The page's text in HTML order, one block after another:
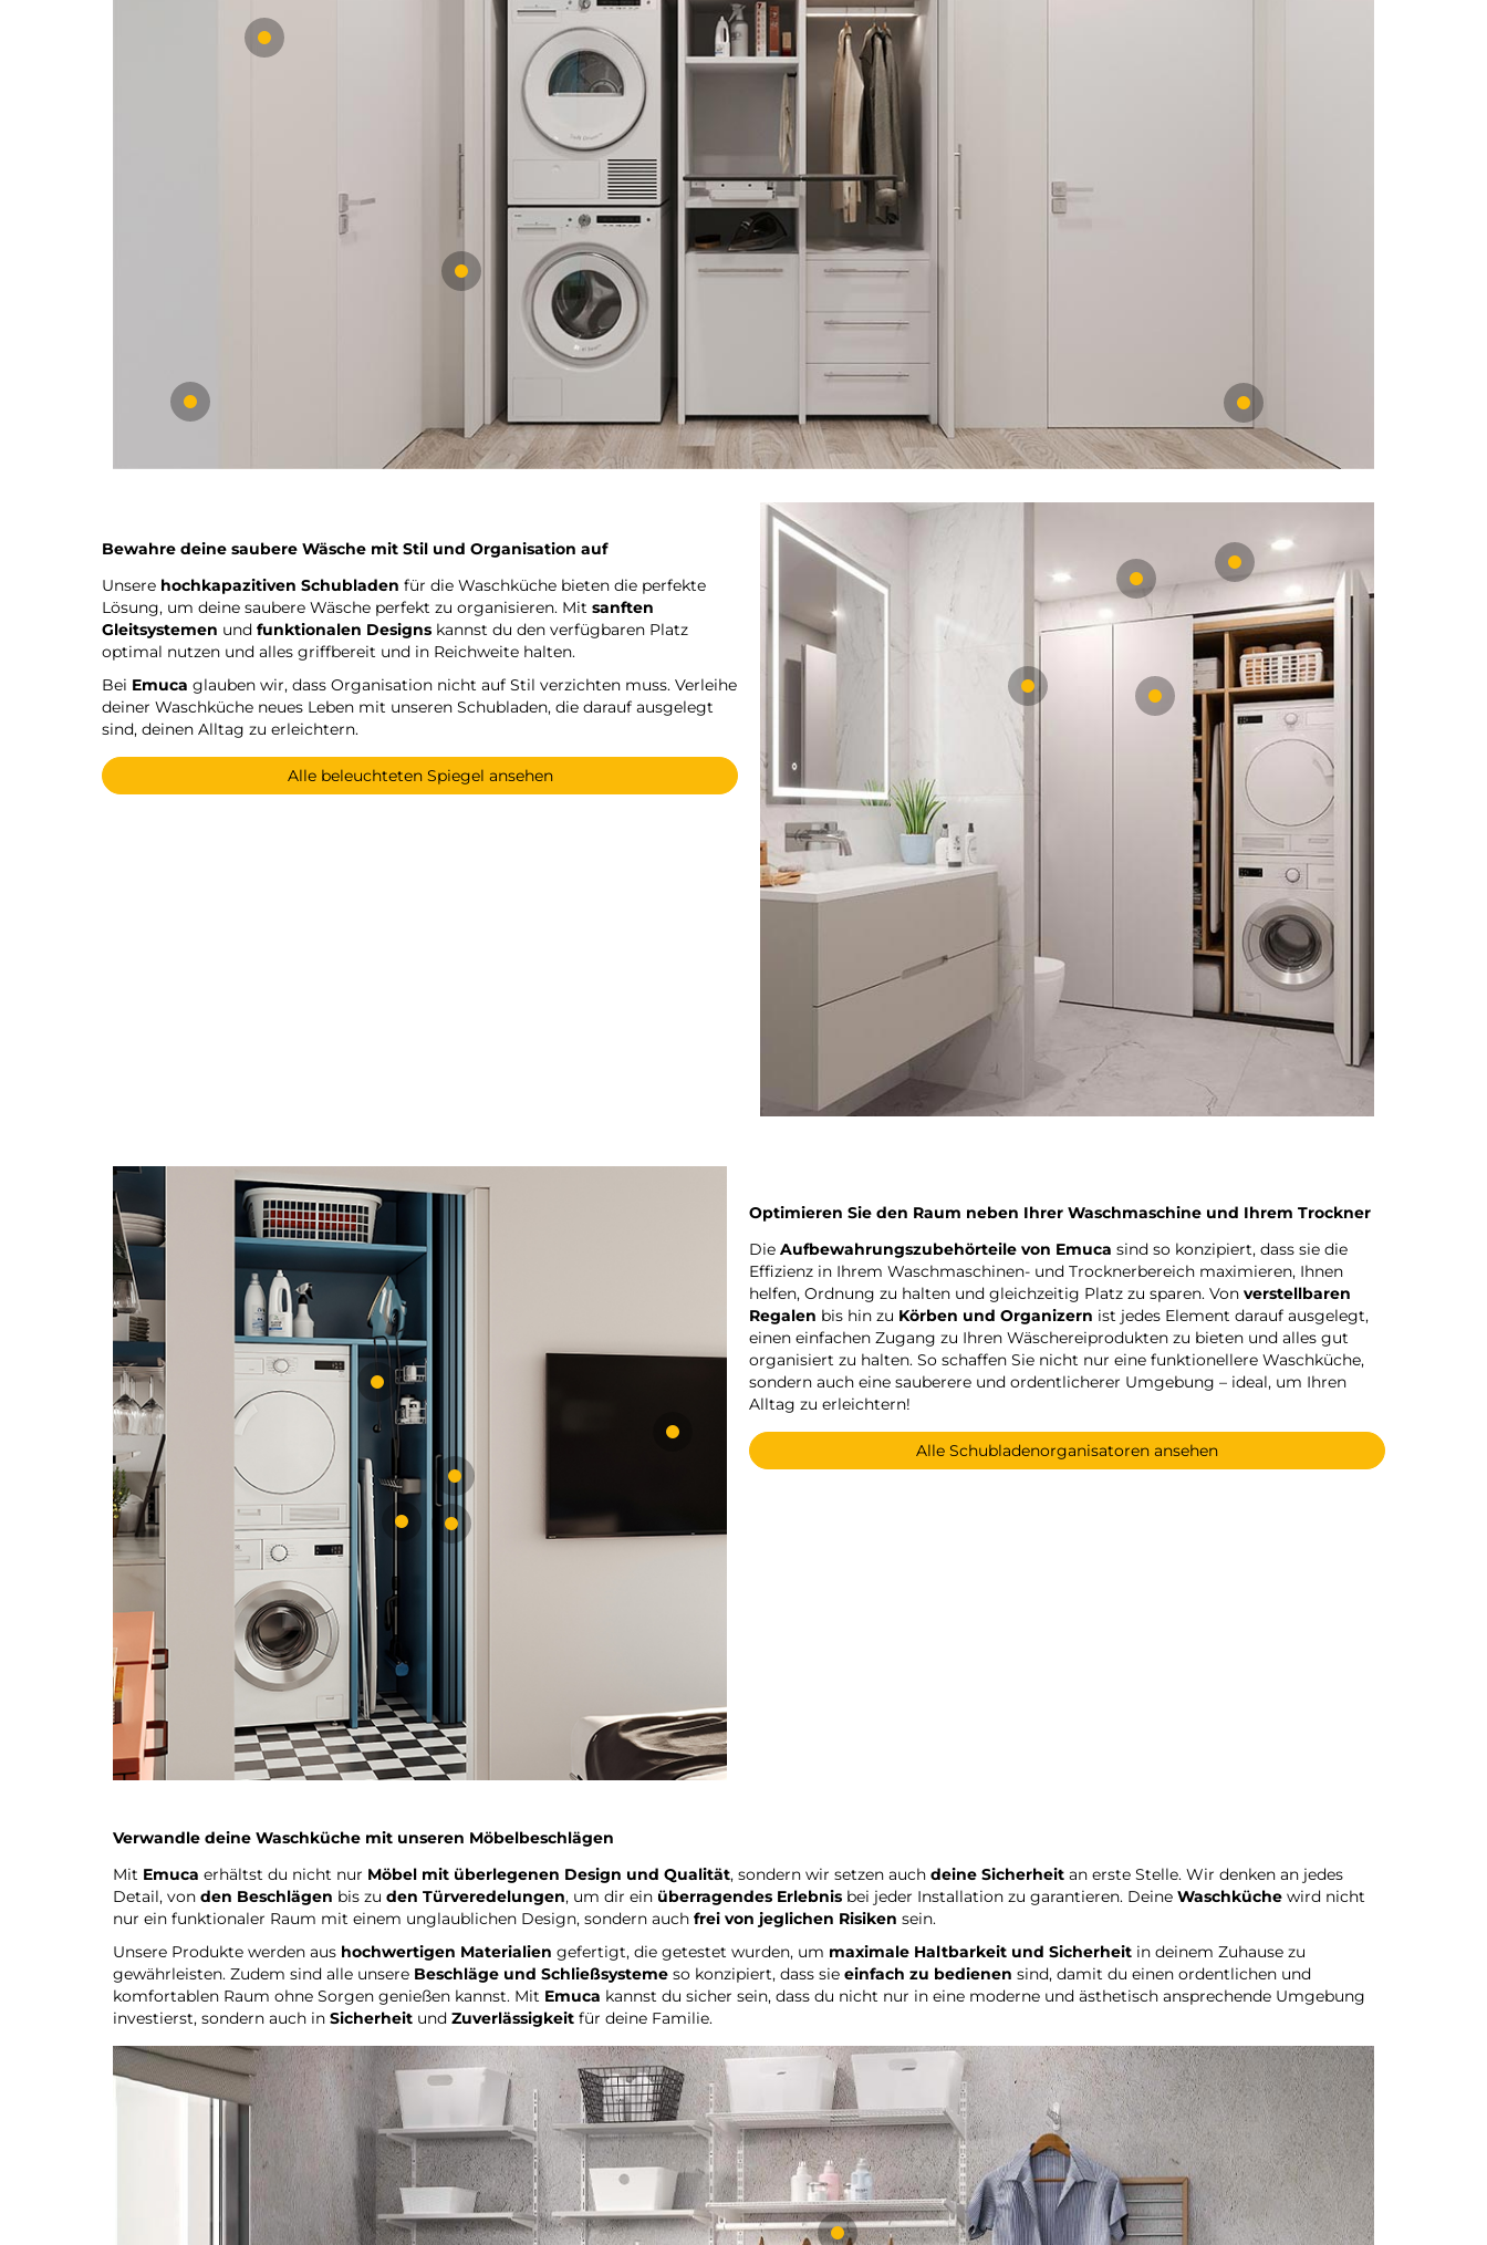
Bewahre deine saubere Wäsche mit Stil und Organisation auf
Unsere hochkapazitiven Schubladen für die Waschküche bieten die perfekte
Lösung, um deine saubere Wäsche perfekt zu organisieren. Mit sanften
Gleitsystemen und funktionalen Designs kannst du den verfügbaren Platz
optimal nutzen und alles griffbereit und in Reichweite halten.
Bei Emuca glauben wir, dass Organisation nicht auf Stil verzichten muss. Verleihe
deiner Waschküche neues Leben mit unseren Schubladen, die darauf ausgelegt
sind, deinen Alltag zu erleichtern.
Alle beleuchteten Spiegel ansehen
Optimieren Sie den Raum neben Ihrer Waschmaschine und Ihrem Trockner
Die Aufbewahrungszubehörteile von Emuca sind so konzipiert, dass sie die
Effizienz in Ihrem Waschmaschinen- und Trocknerbereich maximieren, Ihnen
helfen, Ordnung zu halten und gleichzeitig Platz zu sparen. Von verstellbaren
Regalen bis hin zu Körben und Organizern ist jedes Element darauf ausgelegt,
einen einfachen Zugang zu Ihren Wäschereiprodukten zu bieten und alles gut
organisiert zu halten. So schaffen Sie nicht nur eine funktionellere Waschküche,
sondern auch eine sauberere und ordentlicherer Umgebung – ideal, um Ihren
Alltag zu erleichtern!
Alle Schubladenorganisatoren ansehen
Verwandle deine Waschküche mit unseren Möbelbeschlägen
Mit Emuca erhältst du nicht nur Möbel mit überlegenen Design und Qualität, sondern wir setzen auch deine Sicherheit an erste Stelle. Wir denken an jedes
Detail, von den Beschlägen bis zu den Türveredelungen, um dir ein überragendes Erlebnis bei jeder Installation zu garantieren. Deine Waschküche wird nicht
nur ein funktionaler Raum mit einem unglaublichen Design, sondern auch frei von jeglichen Risiken sein.
Unsere Produkte werden aus hochwertigen Materialien gefertigt, die getestet wurden, um maximale Haltbarkeit und Sicherheit in deinem Zuhause zu
gewährleisten. Zudem sind alle unsere Beschläge und Schließsysteme so konzipiert, dass sie einfach zu bedienen sind, damit du einen ordentlichen und
komfortablen Raum ohne Sorgen genießen kannst. Mit Emuca kannst du sicher sein, dass du nicht nur in eine moderne und ästhetisch ansprechende Umgebung
investierst, sondern auch in Sicherheit und Zuverlässigkeit für deine Familie.